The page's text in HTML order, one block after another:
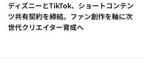
ディズニーとTikTok、ショートコンテン
ツ共有契約を締結。ファン創作を軸に次
世代クリエイター育成へ